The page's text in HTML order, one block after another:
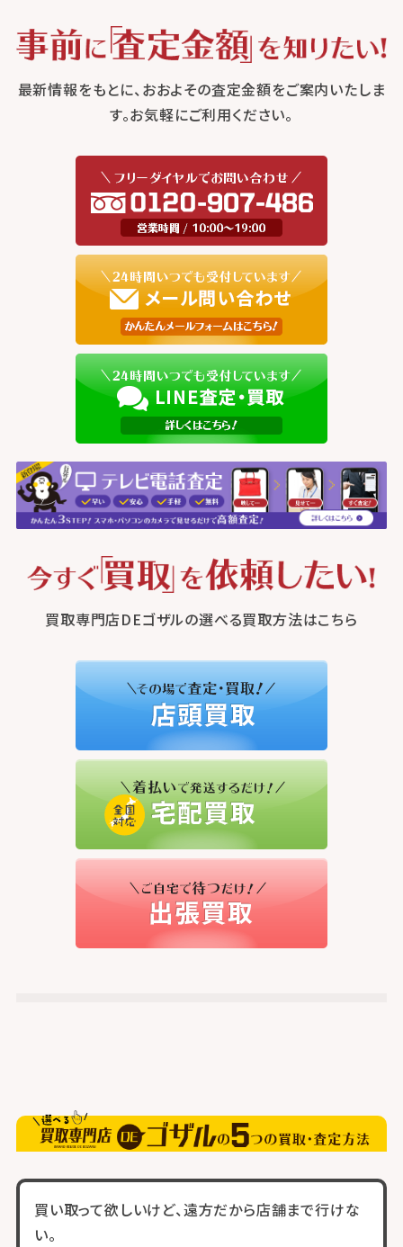
最新情報をもとに、おおよその査定金額をご案内いたしま
す。お気軽にご利用ください。
買取専門店DEゴザルの選べる買取方法はこちら
買い取って欲しいけど、遠方だから店舗まで行けな
い。